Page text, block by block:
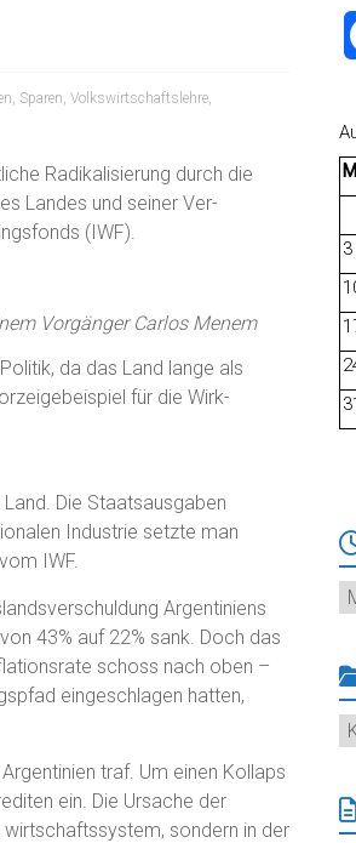
Sparen Volkswirtschaftslehre
Radikalisierung durch die
Landes und seiner Ver-
(IWF).
Vorgänger Carlos Menem
da das Land lange als
für die Wirk-
Die Staatsausgaben
Industrie setzte man
IWF.
Argentiniens
43% auf 22% sank. Doch das
schoss nach oben –
eingeschlagen hatten,
traf. Um einen Kollaps
ein. Die Ursache der
sondern in der
M
3